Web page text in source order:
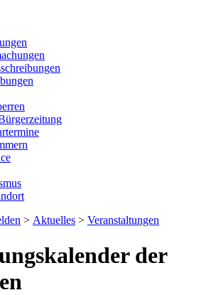
> Aktuelles > Veranstaltungen
der